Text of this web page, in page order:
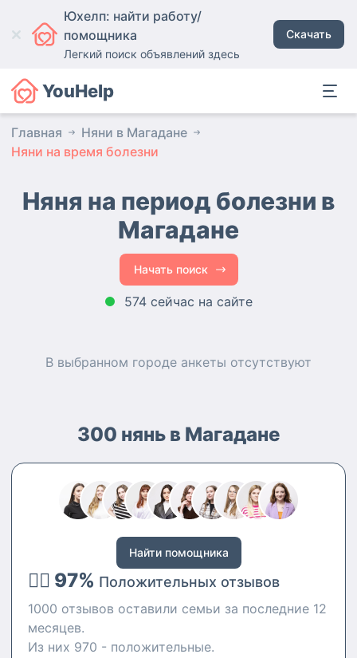
Юхелп: найти работу/
помощника
Легкий поиск объявлений здесь
Скачать
YouHelp
Главная
Няни в Магадане
Няни на время болезни
Няня на период болезни в
Магадане
Начать поиск
574 сейчас на сайте
В выбранном городе анкеты отсутствуют
300 нянь в Магадане
Найти помощника
👍🏻 97% Положительных отзывов
1000 отзывов оставили семьи за последние 12
месяцев.
Из них 970 - положительные.